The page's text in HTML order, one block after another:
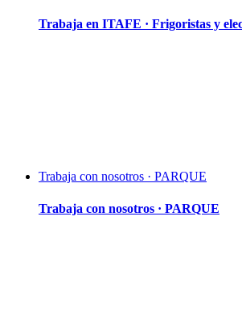
Trabaja en ITAFE · Frigoristas y
Trabaja con nosotros · PARQUE
Trabaja con nosotros · PARQUE